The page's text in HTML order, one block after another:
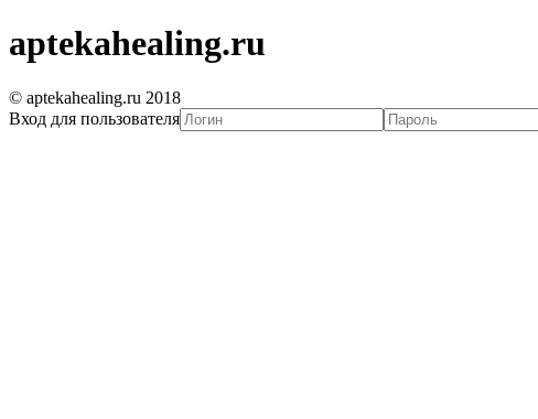
aptekahealing.ru
© aptekahealing.ru 2018
Вход для пользователя